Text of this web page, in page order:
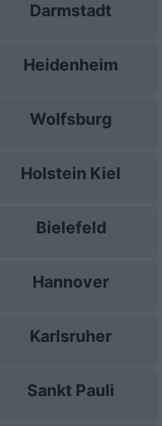
Darmstadt
Heidenheim
Wolfsburg
Holstein Kiel
Bielefeld
Hannover
Karlsruher
Sankt Pauli